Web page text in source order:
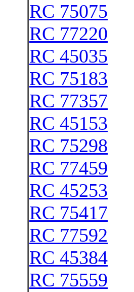
RC 75075
RC 77220
RC 45035
RC 75183
RC 77357
RC 45153
RC 75298
RC 77459
RC 45253
RC 75417
RC 77592
RC 45384
RC 75559